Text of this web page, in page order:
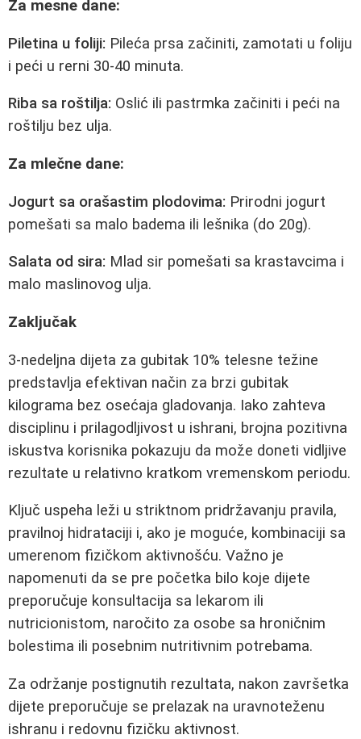
Za mesne dane:
Piletina u foliji: Pileća prsa začiniti, zamotati u foliju
i peći u rerni 30-40 minuta.
Riba sa roštilja: Oslić ili pastrmka začiniti i peći na
roštilju bez ulja.
Za mlečne dane:
Jogurt sa orašastim plodovima: Prirodni jogurt
pomešati sa malo badema ili lešnika (do 20g).
Salata od sira: Mlad sir pomešati sa krastavcima i
malo maslinovog ulja.
Zaključak
3-nedeljna dijeta za gubitak 10% telesne težine
predstavlja efektivan način za brzi gubitak
kilograma bez osećaja gladovanja. Iako zahteva
disciplinu i prilagodljivost u ishrani, brojna pozitivna
iskustva korisnika pokazuju da može doneti vidljive
rezultate u relativno kratkom vremenskom periodu.
Ključ uspeha leži u striktnom pridržavanju pravila,
pravilnoj hidrataciji i, ako je moguće, kombinaciji sa
umerenom fizičkom aktivnošću. Važno je
napomenuti da se pre početka bilo koje dijete
preporučuje konsultacija sa lekarom ili
nutricionistom, naročito za osobe sa hroničnim
bolestima ili posebnim nutritivnim potrebama.
Za održanje postignutih rezultata, nakon završetka
dijete preporučuje se prelazak na uravnoteženu
ishranu i redovnu fizičku aktivnost.